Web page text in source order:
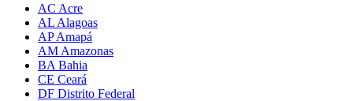
AC Acre
AL Alagoas
AP Amapá
AM Amazonas
BA Bahia
CE Ceará
DF Distrito Federal